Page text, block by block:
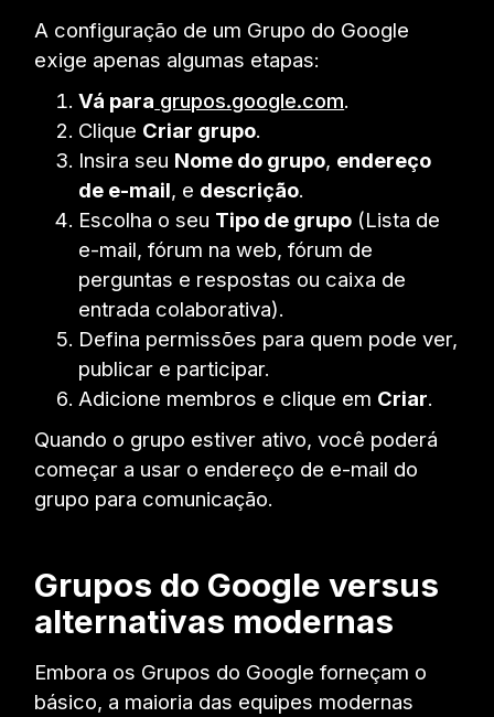
A configuração de um Grupo do Google
exige apenas algumas etapas:
Vá para grupos.google.com.
Clique Criar grupo.
Insira seu Nome do grupo, endereço
de e-mail, e descrição.
Escolha o seu Tipo de grupo (Lista de
e-mail, fórum na web, fórum de
perguntas e respostas ou caixa de
entrada colaborativa).
Defina permissões para quem pode ver,
publicar e participar.
Adicione membros e clique em Criar.
Quando o grupo estiver ativo, você poderá
começar a usar o endereço de e-mail do
grupo para comunicação.
Grupos do Google versus
alternativas modernas
Embora os Grupos do Google forneçam o
básico, a maioria das equipes modernas